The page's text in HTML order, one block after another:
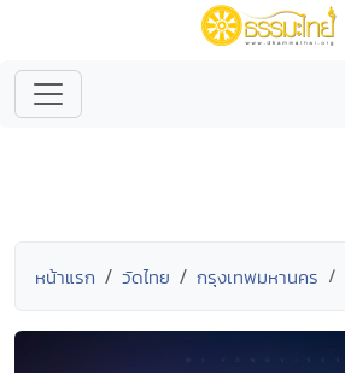
หน้าแรก วัดไทย กรุงเทพมหานคร